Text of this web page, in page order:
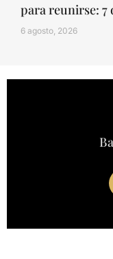
para reunirse: 7
6 agosto, 2026